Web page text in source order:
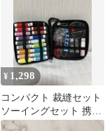
¥ 1,298
コンパクト 裁縫セット
ソーイングセット 携帯
用 旅行 持ち運び便利